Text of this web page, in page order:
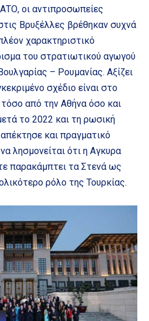
οι αντιπροσωπείες
Βρυξέλλες βρέθηκαν συχνά
χαρακτηριστικό
του στρατιωτικού αγωγού
– Ρουμανίας. Αξίζει
σχέδιο είναι στο
από την Αθήνα όσο και
το 2022 και τη ρωσική
και πραγματικό
λησμονείται ότι η Αγκυρα
παρακάμπτει τα Στενά ως
ρόλο της Τουρκίας.